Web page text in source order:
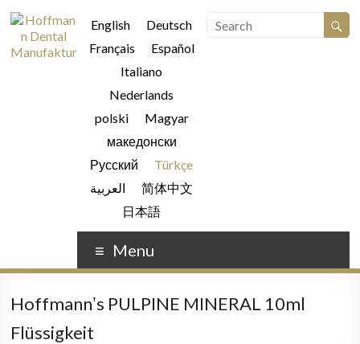
English
Deutsch
Français
Español
Italiano
Nederlands
polski
Magyar
македонски
Русский
Türkçe
العربية
简体中文
日本語
Menu
Hoffmannʼs PULPINE MINERAL 10ml
Flüssigkeit